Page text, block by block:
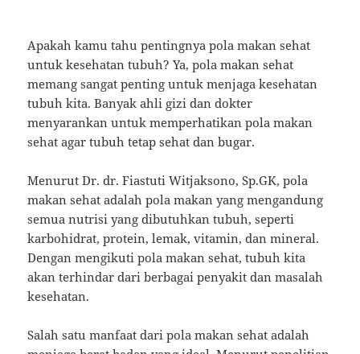
Apakah kamu tahu pentingnya pola makan sehat
untuk kesehatan tubuh? Ya, pola makan sehat
memang sangat penting untuk menjaga kesehatan
tubuh kita. Banyak ahli gizi dan dokter
menyarankan untuk memperhatikan pola makan
sehat agar tubuh tetap sehat dan bugar.
Menurut Dr. dr. Fiastuti Witjaksono, Sp.GK, pola
makan sehat adalah pola makan yang mengandung
semua nutrisi yang dibutuhkan tubuh, seperti
karbohidrat, protein, lemak, vitamin, dan mineral.
Dengan mengikuti pola makan sehat, tubuh kita
akan terhindar dari berbagai penyakit dan masalah
kesehatan.
Salah satu manfaat dari pola makan sehat adalah